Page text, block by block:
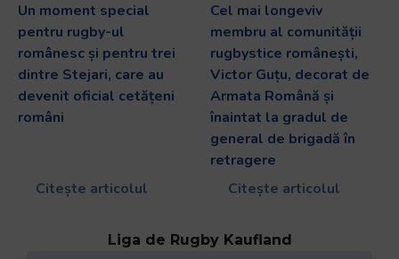
Un moment special
pentru rugby-ul
românesc și pentru trei
dintre Stejari, care au
devenit oficial cetățeni
români
Citește articolul
Cel mai longeviv
membru al comunității
rugbystice românești,
Victor Guțu, decorat de
Armata Română și
înaintat la gradul de
general de brigadă în
retragere
Citește articolul
Liga de Rugby Kaufland